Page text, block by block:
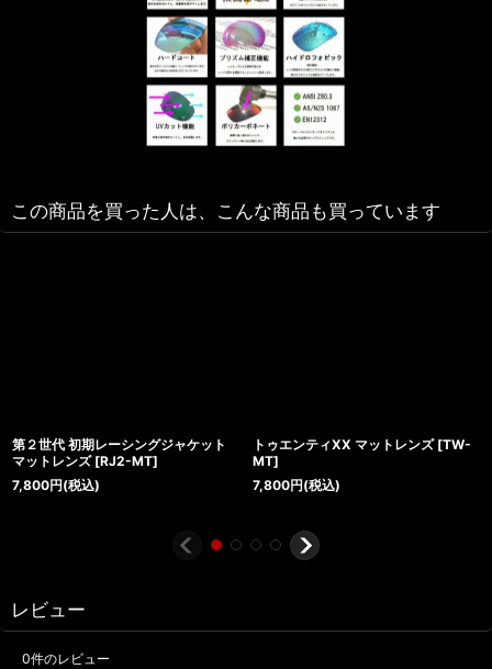
この商品を買った人は、こんな商品も買っています
第２世代 初期レーシングジャケット
マットレンズ [RJ2-MT]
7,800円(税込)
トゥエンティXX マットレンズ [TW-
MT]
7,800円(税込)
レビュー
0件のレビュー